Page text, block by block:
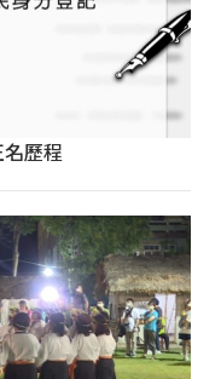
歷程